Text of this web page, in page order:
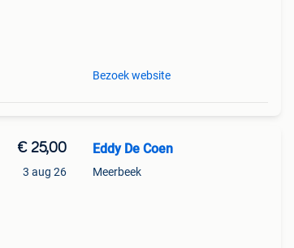
Bezoek website
€ 25,00
3 aug 26
Eddy De Coen
Meerbeek